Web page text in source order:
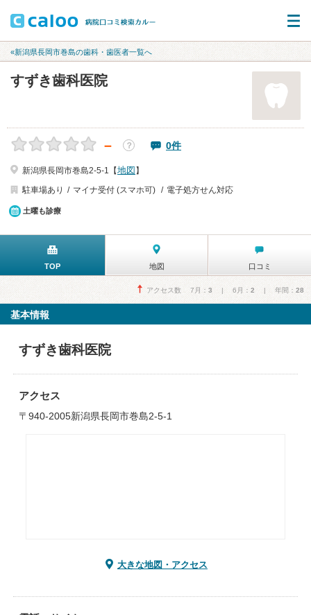
«新潟県長岡市巻島の歯科・歯医者一覧へ
すずき歯科医院
－ ？ 0件
新潟県長岡市巻島2-5-1【地図 】
駐車場あり
マイナ受付 (スマホ可) 電子処方せん対応
土曜も診療
TOP 地図 口コミ
アクセス数 7月： 3 | 6月： 2 | 年間： 28
基本情報
すずき歯科医院
アクセス
〒940-2005新潟県長岡市巻島2-5-1
大きな地図・アクセス